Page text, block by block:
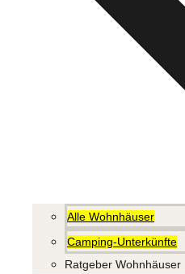
Alle Wohnhäuser
Camping-Unterkünfte
Ratgeber Wohnhäuser